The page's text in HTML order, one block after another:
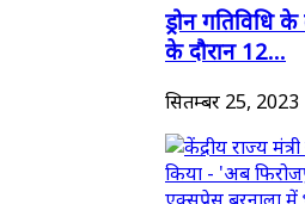
ड्रोन गतिविधि
के दौरान 12...
सितम्बर 25, 2023